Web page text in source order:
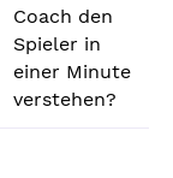
Coach den
Spieler in
einer Minute
verstehen?